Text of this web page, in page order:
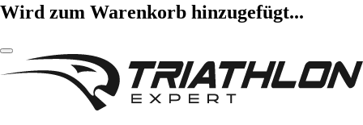
Wird zum Warenkorb hinzugefügt...